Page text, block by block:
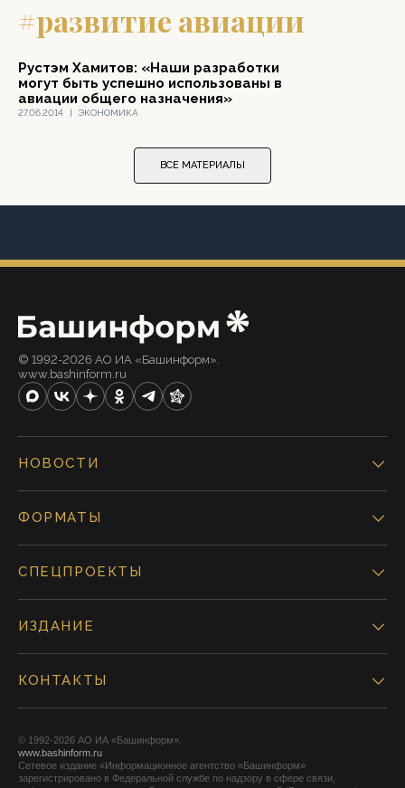
#развитие авиации
27.06.2014 | ЭКОНОМИКА
Рустэм Хамитов: «Наши разработки
могут быть успешно использованы в
авиации общего назначения»
ВСЕ МАТЕРИАЛЫ
© 1992-2026 АО ИА «Башинформ».
www.bashinform.ru
НОВОСТИ
ФОРМАТЫ
СПЕЦПРОЕКТЫ
ИЗДАНИЕ
КОНТАКТЫ
© 1992-2026 АО ИА «Башинформ».
www.bashinform.ru
Сетевое издание «Информационное агентство «Башинформ»
зарегистрировано в Федеральной службе по надзору в сфере связи,